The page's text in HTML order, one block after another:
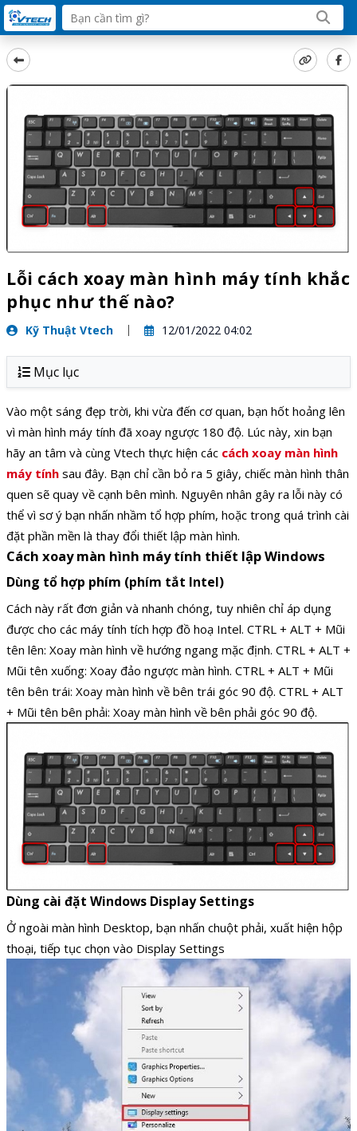
Lỗi cách xoay màn hình máy tính khắc
phục như thế nào?
Kỹ Thuật Vtech 12/01/2022 04:02
Mục lục
Vào một sáng đẹp trời, khi vừa đến cơ quan, bạn hốt hoảng lên
vì màn hình máy tính đã xoay ngược 180 độ. Lúc này, xin bạn
hãy an tâm và cùng Vtech thực hiện các cách xoay màn hình
máy tính sau đây. Bạn chỉ cần bỏ ra 5 giây, chiếc màn hình thân
quen sẽ quay về cạnh bên mình. Nguyên nhân gây ra lỗi này có
thể vì sơ ý bạn nhấn nhầm tổ hợp phím, hoặc trong quá trình cài
đặt phần mền là thay đổi thiết lập màn hình.
Cách xoay màn hình máy tính thiết lập Windows
Dùng tổ hợp phím (phím tắt Intel)
Cách này rất đơn giản và nhanh chóng, tuy nhiên chỉ áp dụng
được cho các máy tính tích hợp đồ hoạ Intel. CTRL + ALT + Mũi
tên lên: Xoay màn hình về hướng ngang mặc định. CTRL + ALT +
Mũi tên xuống: Xoay đảo ngược màn hình. CTRL + ALT + Mũi
tên bên trái: Xoay màn hình về bên trái góc 90 độ. CTRL + ALT
+ Mũi tên bên phải: Xoay màn hình về bên phải góc 90 độ.
Dùng cài đặt Windows Display Settings
Ở ngoài màn hình Desktop, bạn nhấn chuột phải, xuất hiện hộp
thoại, tiếp tục chọn vào Display Settings